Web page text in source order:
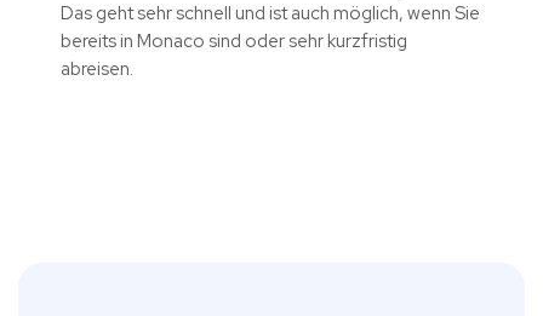
Das geht sehr schnell und ist auch möglich, wenn Sie
bereits in Monaco sind oder sehr kurzfristig
abreisen.